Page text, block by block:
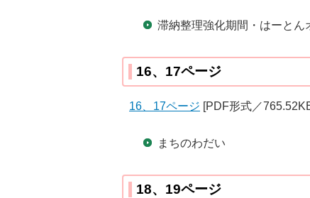
滞納整理強化期間・はーと
16、17ページ
16、17ページ [PDF形式／
まちのわだい
18、19ページ